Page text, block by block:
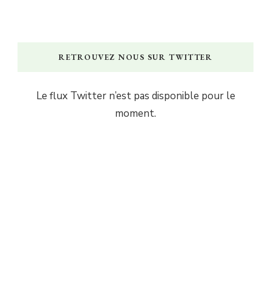
RETROUVEZ NOUS SUR TWITTER
Le flux Twitter n’est pas disponible pour le
moment.